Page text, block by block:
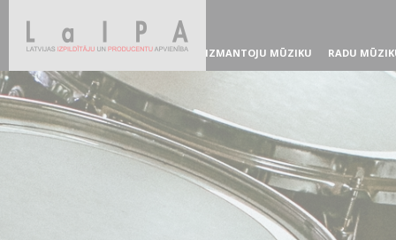
IZMANTOJU MŪZIKU RADU